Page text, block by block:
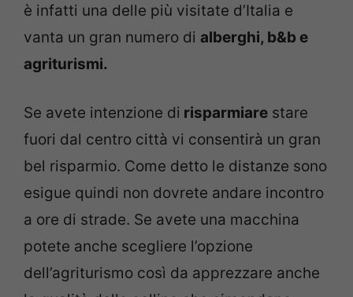
è infatti una delle più visitate d’Italia e
vanta un gran numero di alberghi, b&b e
agriturismi.
Se avete intenzione di risparmiare stare
fuori dal centro città vi consentirà un gran
bel risparmio. Come detto le distanze sono
esigue quindi non dovrete andare incontro
a ore di strade. Se avete una macchina
potete anche scegliere l’opzione
dell’agriturismo così da apprezzare anche